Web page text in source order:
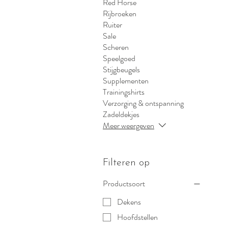
Rijbroeken
Ruiter
Sale
Scheren
Speelgoed
Stijgbeugels
Supplementen
Trainingshirts
Verzorging & ontspanning
Zadeldekjes
Meer weergeven
Filteren op
Productsoort
Dekens
Hoofdstellen